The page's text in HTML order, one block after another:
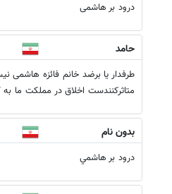
درود بر هاشمی
حامد
طرفدار یا برضد خانم فائزه
متاثرکنندست اخلاق در مملکت ما به
بدون نام
درود بر هاشمي